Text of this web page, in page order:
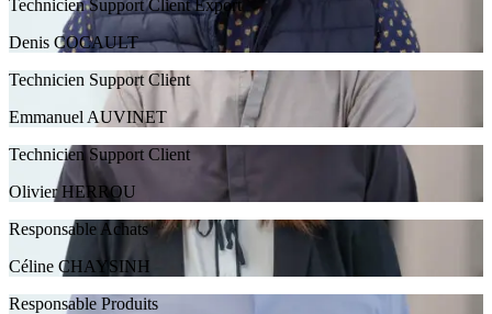
Technicien Support Client Export
Denis COCAULT
Technicien Support Client
Emmanuel AUVINET
Technicien Support Client
Olivier HERROU
Responsable Achats
Céline CHAYSINH
Responsable Produits